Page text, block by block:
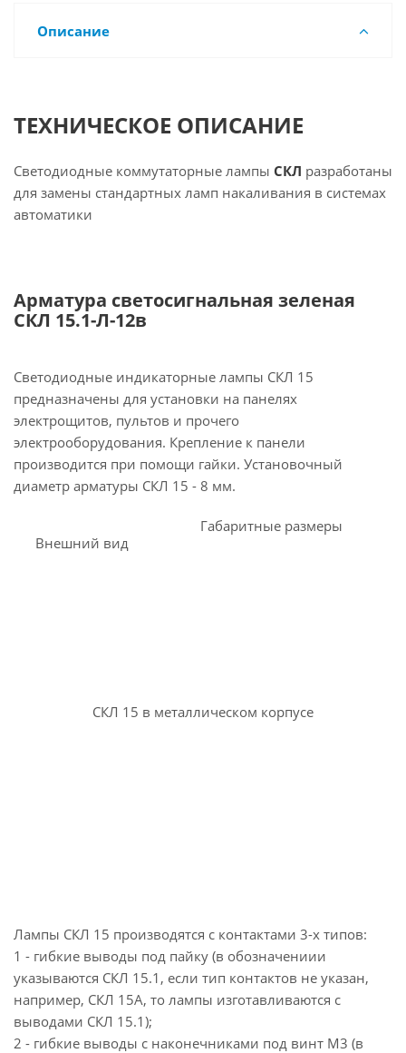
Описание
ТЕХНИЧЕСКОЕ ОПИСАНИЕ
Светодиодные коммутаторные лампы СКЛ разработаны
для замены стандартных ламп накаливания в системах
автоматики
Арматура светосигнальная зеленая
СКЛ 15.1-Л-12в
Светодиодные индикаторные лампы СКЛ 15
предназначены для установки на панелях
электрощитов, пультов и прочего
электрооборудования. Крепление к панели
производится при помощи гайки. Установочный
диаметр арматуры СКЛ 15 - 8 мм.
Внешний вид
Габаритные размеры
СКЛ 15 в металлическом корпусе
Лампы СКЛ 15 производятся с контактами 3-х типов:
1 - гибкие выводы под пайку (в обозначениии
указываются СКЛ 15.1, если тип контактов не указан,
например, СКЛ 15А, то лампы изготавливаются с
выводами СКЛ 15.1);
2 - гибкие выводы с наконечниками под винт М3 (в